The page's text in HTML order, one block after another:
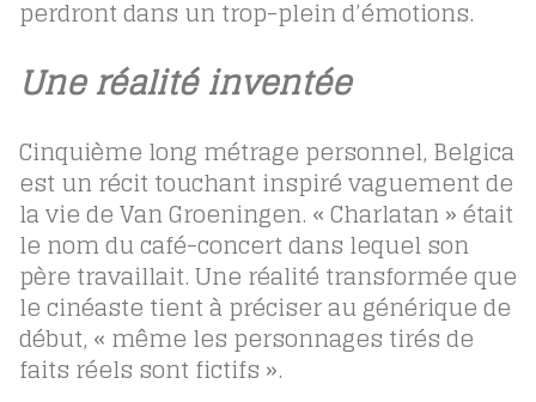
perdront dans un trop-plein d’émotions.
Une réalité inventée
Cinquième long métrage personnel, Belgica
est un récit touchant inspiré vaguement de
la vie de Van Groeningen. « Charlatan » était
le nom du café-concert dans lequel son
père travaillait. Une réalité transformée que
le cinéaste tient à préciser au générique de
début, « même les personnages tirés de
faits réels sont fictifs ».